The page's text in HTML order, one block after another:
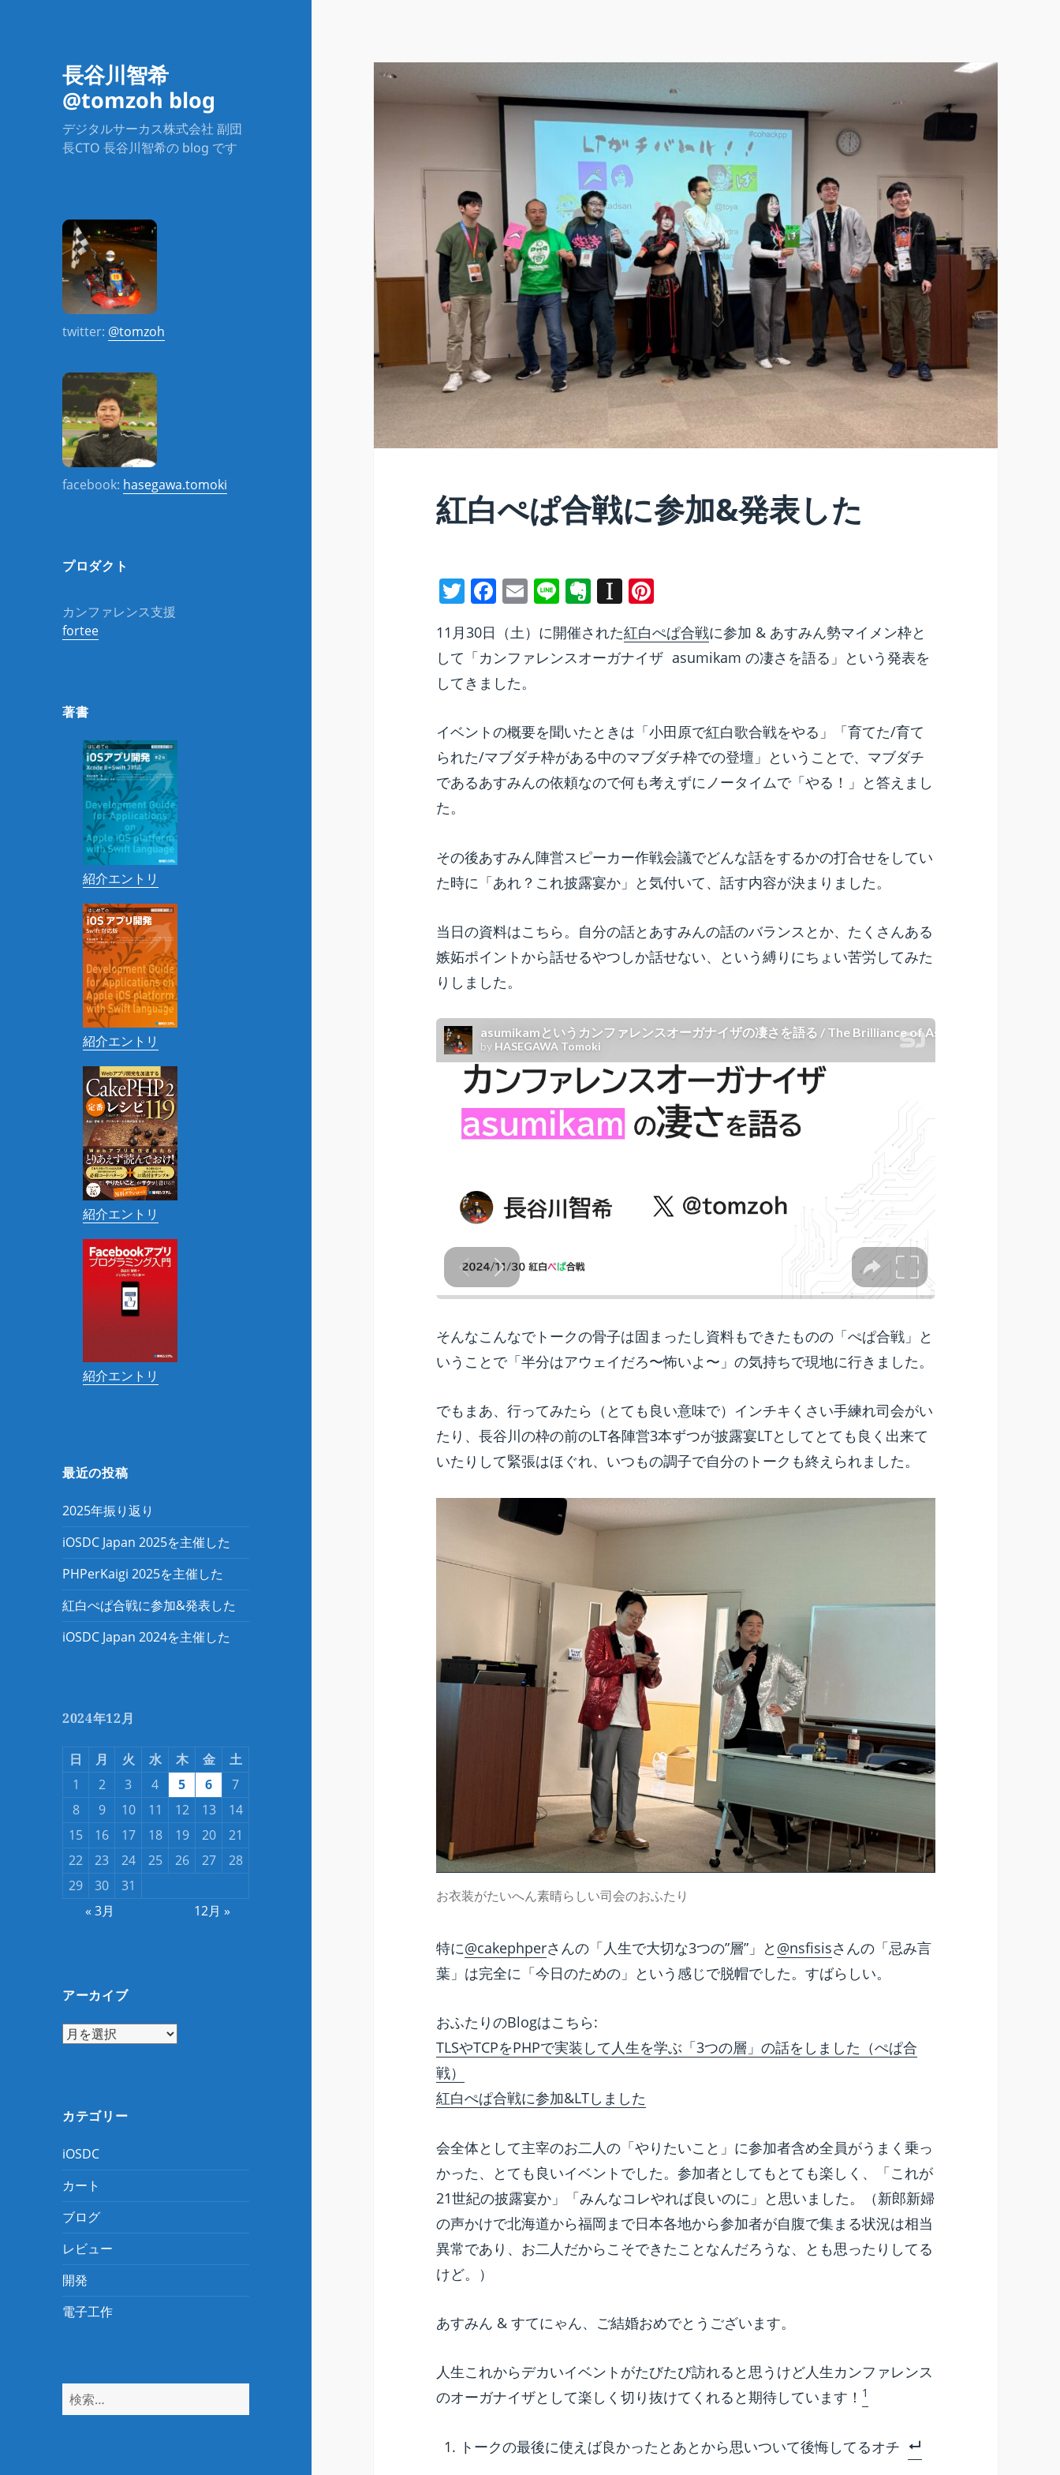
長谷川智希
@tomzoh blog
デジタルサーカス株式会社 副団
長CTO 長谷川智希の blog です
twitter: @tomzoh
facebook: hasegawa.tomoki
プロダクト
カンファレンス支援
fortee
著書
紹介エントリ
紹介エントリ
紹介エントリ
紹介エントリ
最近の投稿
2025年振り返り
iOSDC Japan 2025を主催した
PHPerKaigi 2025を主催した
紅白ぺぱ合戦に参加&発表した
iOSDC Japan 2024を主催した
2024年12月
日 月 火 水 木 金
土
1
2 3 4 5 6
7
8
9 10 11 12 13
14
15
16 17 18 19 20
21
22
23 24 25 26 27
28
29
30
31
« 3月
12月 »
アーカイブ
ア
ブ
カテゴリー
iOSDC
カート
ブログ
レビュー
開発
電子工作
検
索:
紅白ぺぱ合戦に参加&発表した
T
itt
er
F
c
e
b
o
o
k
E
ai
l
Li
e
E
er
n
In
a
p
er
er
e
11月30日（土）に開催された紅白ぺぱ合戦に参加 & あすみん勢マイメン枠と
して「カンファレンスオーガナイザ asumikam の凄さを語る」という発表を
してきました。
イベントの概要を聞いたときは「小田原で紅白歌合戦をやる」「育てた/育て
られた/マブダチ枠がある中のマブダチ枠での登壇」ということで、マブダチ
であるあすみんの依頼なので何も考えずにノータイムで「やる！」と答えまし
た。
その後あすみん陣営スピーカー作戦会議でどんな話をするかの打合せをしてい
た時に「あれ？これ披露宴か」と気付いて、話す内容が決まりました。
当日の資料はこちら。自分の話とあすみんの話のバランスとか、たくさんある
嫉妬ポイントから話せるやつしか話せない、という縛りにちょい苦労してみた
りしました。
そんなこんなでトークの骨子は固まったし資料もできたものの「ぺぱ合戦」と
いうことで「半分はアウェイだろ〜怖いよ〜」の気持ちで現地に行きました。
でもまあ、行ってみたら（とても良い意味で）インチキくさい手練れ司会がい
たり、長谷川の枠の前のLT各陣営3本ずつが披露宴LTとしてとても良く出来て
いたりして緊張はほぐれ、いつもの調子で自分のトークも終えられました。
お衣装がたいへん素晴らしい司会のおふたり
特に@cakephperさんの「人生で大切な3つの”層”」と @nsfisisさんの「忌み言
葉」は完全に「今日のための」という感じで脱帽でした。すばらしい。
おふたりのBlogはこちら:
TLSやTCPをPHPで実装して人生を学ぶ「3つの層」の話をしました（ぺぱ合
戦）
紅白ぺぱ合戦に参加&LTしました
会全体として主宰のお二人の「やりたいこと」に参加者含め全員がうまく乗っ
かった、とても良いイベントでした。参加者としてもとても楽しく、「これが
21世紀の披露宴か」「みんなコレやれば良いのに」と思いました。（新郎新婦
の声かけで北海道から福岡まで日本各地から参加者が自腹で集まる状況は相当
異常であり、お二人だからこそできたことなんだろうな、とも思ったりしてる
けど。）
あすみん & すてにゃん、ご結婚おめでとうございます。
人生これからデカいイベントがたびたび訪れると思うけど人生カンファレンス
のオーガナイザとして楽しく切り抜けてくれると期待しています！ 1
トークの最後に使えば良かったとあとから思いついて後悔してるオチ